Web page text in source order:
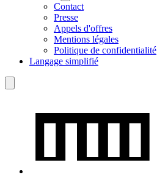
Contact
Presse
Appels d'offres
Mentions légales
Politique de confidentialité
Langage simplifié